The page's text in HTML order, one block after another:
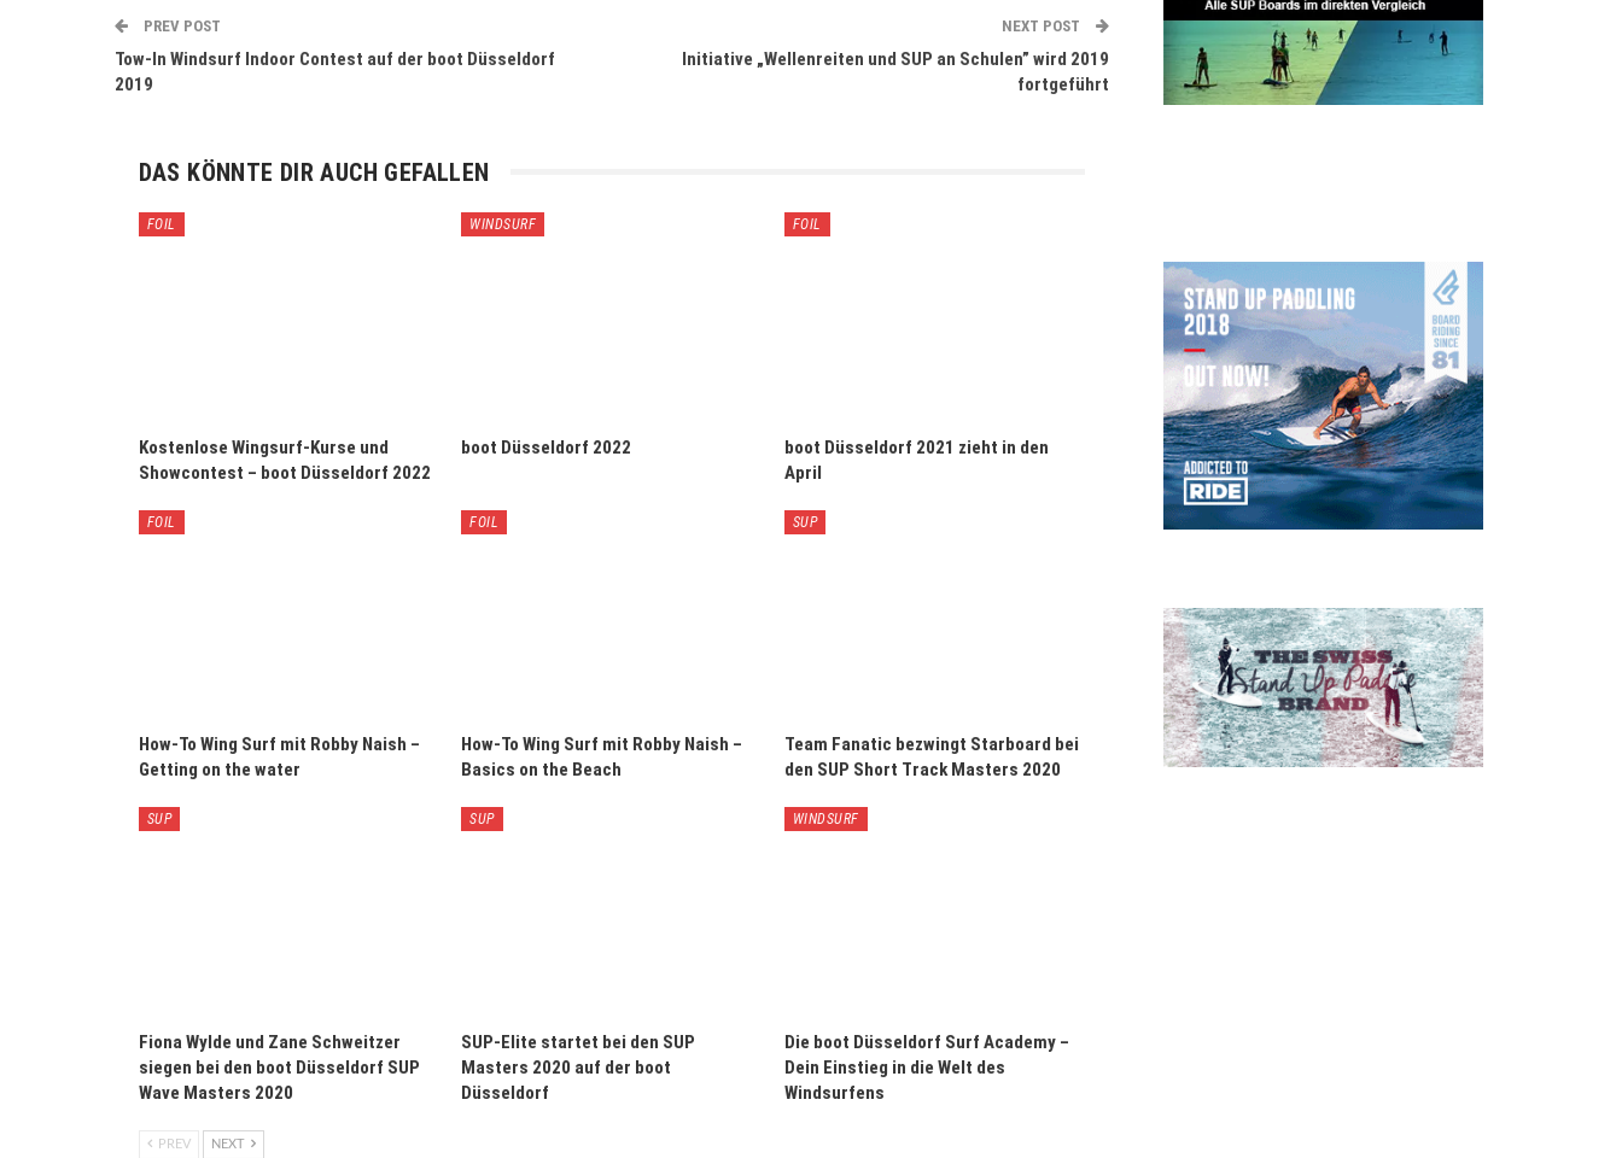
PREV POST
Tow-In Windsurf Indoor Contest auf der boot Düsseldorf
2019
NEXT POST
Initiative „Wellenreiten und SUP an Schulen” wird 2019
fortgeführt
DAS KÖNNTE DIR AUCH GEFALLEN
FOIL
Kostenlose Wingsurf-Kurse und
Showcontest – boot Düsseldorf 2022
WINDSURF
boot Düsseldorf 2022
FOIL
boot Düsseldorf 2021 zieht in den
April
FOIL
How-To Wing Surf mit Robby Naish –
Getting on the water
FOIL
How-To Wing Surf mit Robby Naish –
Basics on the Beach
SUP
Team Fanatic bezwingt Starboard bei
den SUP Short Track Masters 2020
SUP
Fiona Wylde und Zane Schweitzer
siegen bei den boot Düsseldorf SUP
Wave Masters 2020
SUP
SUP-Elite startet bei den SUP
Masters 2020 auf der boot
Düsseldorf
WINDSURF
Die boot Düsseldorf Surf Academy –
Dein Einstieg in die Welt des
Windsurfens
PREV NEXT